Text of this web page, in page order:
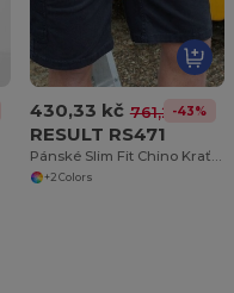
430,33 kč 761,28 kč
-43%
RESULT RS471
Pánské Slim Fit Chino Kraťasy s Kapsami
+2 Colors